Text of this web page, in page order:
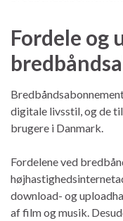
Fordele og
digitale livsstil, og de
brugere i Danmark.
Fordelene ved
download- og
af film og musik.